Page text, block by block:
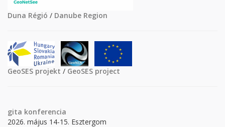
Duna Régió / Danube Region
GeoSES projekt / GeoSES project
gita konferencia
2026. május 14-15. Esztergom